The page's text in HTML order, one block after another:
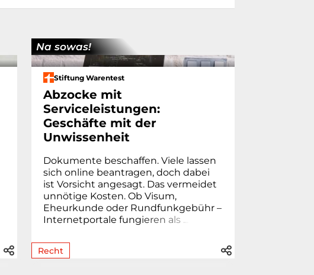
Na sowas!
Stiftung Warentest
Abzocke mit
Serviceleistungen:
Geschäfte mit der
Unwissenheit
Dokumente beschaffen. Viele lassen
sich online beantragen, doch dabei
ist Vorsicht angesagt. Das vermeidet
unnötige Kosten. Ob Visum,
Eheur­kunde oder Rund­funk­gebühr –
Internetportale fungieren als ..
Recht